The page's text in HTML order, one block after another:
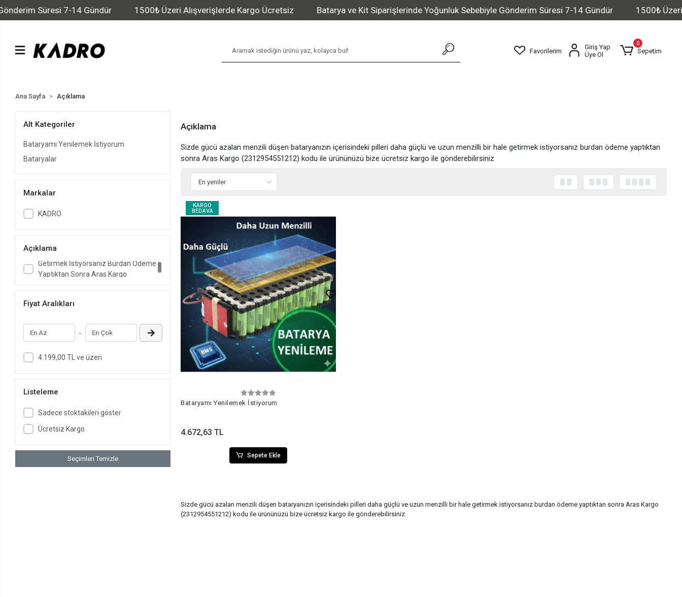
Süresi 7-14 Gündür 1500₺ Üzeri Alışverişlerde Kargo Ücretsiz Batarya ve Kit Siparişlerinde Yoğunluk Sebebiyle Gönderim Süresi 7-14 Gündür 1500₺ Üzeri
Favorilerim
Giriş Yap
Üye Ol
0
Sepetim
Ana Sayfa Açıklama
Alt Kategoriler
Bataryamı Yenilemek İstiyorum
Bataryalar
Markalar
KADRO
Açıklama
Güçlü Ve Uzun Menzilli Bir Hale
Getirmek İstiyorsanız Burdan Ödeme
Yaptıktan Sonra Aras Kargo
Gönderebilirsiniz
Fiyat Aralıkları
-
4.199,00 TL ve üzeri
Listeleme
Sadece stoktakileri göster
Ücretsiz Kargo
Seçimleri Temizle
Açıklama
Sizde gücü azalan menzili düşen bataryanızın içerisindeki pilleri daha güçlü ve uzun menzilli bir hale getirmek istiyorsanız burdan ödeme yaptıktan
sonra Aras Kargo (2312954551212) kodu ile ürününüzü bize ücretsiz kargo ile gönderebilirsiniz
KARGO
BEDAVA
Sepete Ekle
Bataryamı Yenilemek İstiyorum
4.672,63 TL
Sepete Ekle
Sizde gücü azalan menzili düşen bataryanızın içerisindeki pilleri daha güçlü ve uzun menzilli bir hale getirmek istiyorsanız burdan ödeme yaptıktan sonra Aras Kargo
(2312954551212) kodu ile ürününüzü bize ücretsiz kargo ile gönderebilirsiniz